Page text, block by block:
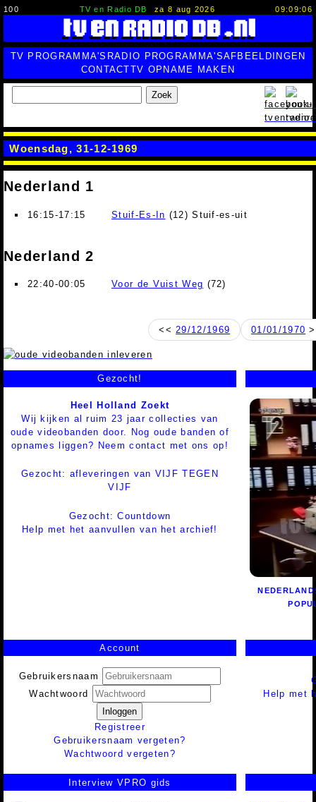
100 TV en Radio DB za 8 aug 2026 09:09:07
TV PROGRAMMA'S RADIO PROGRAMMA'SAFBEELDINGEN
CONTACTTV OPNAME MAKEN
Zoek
Woensdag, 31-12-1969
Nederland 1
16:15-17:15 Stuif-Es-In (12) Stuif-es-uit
Nederland 2
22:40-00:05 Voor de Vuist Weg (72)
<< 29/12/1969 01/01/1970
Gezocht!
Heel Holland Zoekt
Wij kijken al ruim 23 jaar collecties van
oude videobanden door. Nog oude banden of
opnames liggen? Neem contact met ons op!
Gezocht: afleveringen van VIJF TEGEN
VIJF
Gezocht: Countdown
Help met het aanvullen van het archief!
Account
Gebruikersnaam
Wachtwoord
Inloggen
Registreer
Gebruikersnaam vergeten?
Wachtwoord vergeten?
Help met
Interview VPRO gids